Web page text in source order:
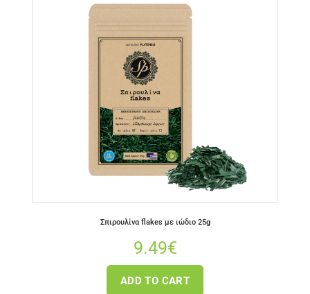
Σπιρουλίνα flakes με ιώδιο 25g
9.49€
ADD TO CART